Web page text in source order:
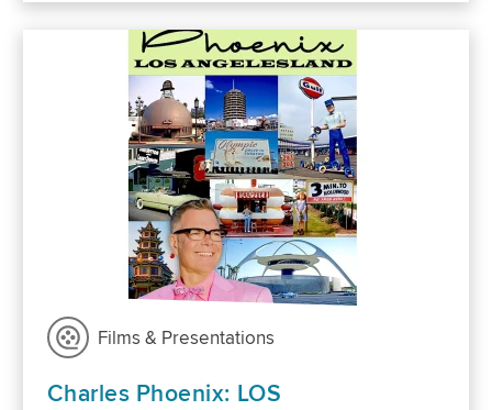
Films & Presentations
Charles Phoenix: LOS